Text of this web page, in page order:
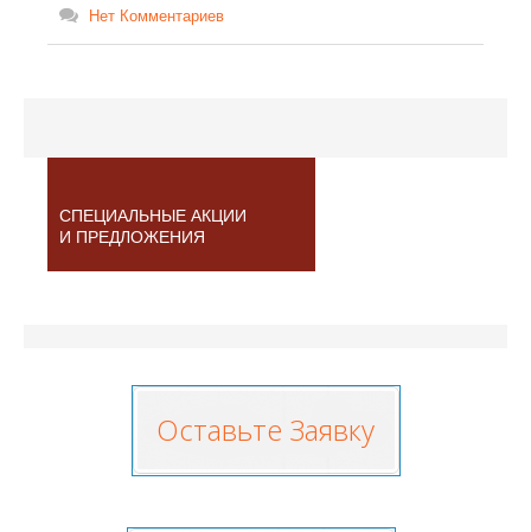
Нет Комментариев
СПЕЦИАЛЬНЫЕ АКЦИИ
И ПРЕДЛОЖЕНИЯ
Оставьте Заявку